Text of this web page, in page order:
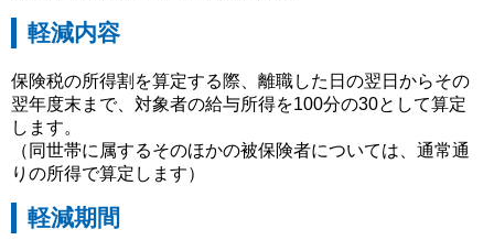
軽減内容
保険税の所得割を算定する際、離職した日の翌日からその
翌年度末まで、対象者の給与所得を100分の30として算定
します。
（同世帯に属するそのほかの被保険者については、通常通
りの所得で算定します）
軽減期間